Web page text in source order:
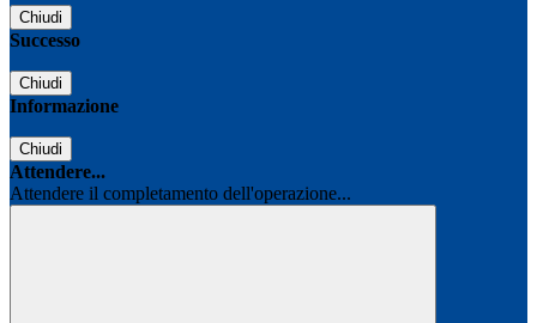
Chiudi
Successo
Chiudi
Informazione
Chiudi
Attendere...
Attendere il completamento dell'operazione...